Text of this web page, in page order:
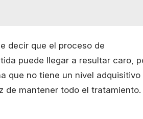
decir que el proceso de
puede llegar a resultar caro,
que no tiene un nivel adquisitivo
de mantener todo el tratamiento.